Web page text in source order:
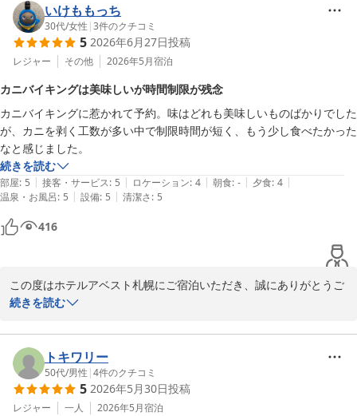
一つとなりましたことを大変嬉しく存じます。
一方で、駐車場につきましては、ご不便とご不快な思いをおかけし
誠に申し訳ございませんでした。ご案内が分かりづらく、ご負担を
意見は真摯に受け止め、今後のご案内方法について改善を検討して
まいります。
貴重なご意見をありがとうございました。
また札幌にお越しの機会がございましたら、ホテルアベスト札幌を
ご利用いただけますと幸いです。
ホテルアベスト札幌
2026-06-27
いけももっち
30代/女性 |3件のクチコミ
5 2026年6月27日投稿
レジャー その他 2026年5月宿泊
カニバイキングは美味しいが時間制限が残念
カニバイキングに惹かれて予約。味はどれも美味しいものばかりでした
が、カニを剥く工数が多い中で制限時間が短く、もう少し食べたかった
なと感じました。
続きを読む
部屋: 5 | 接客・サービス: 5 | ロケーション: 4 | 朝食: - | 夕食: 4 |
温泉・お風呂: 5 | 設備: 5 | 清潔さ: 5
416
この度はホテルアベスト札幌にご宿泊いただき、誠にありがとうご
ざいました。
ディナービュッフェをお楽しみいただき、お料理にもご満足いただ
けたようで大変嬉しく存じます。
一方で、お食事の制限時間につきましては、ご期待に沿えず申し訳
ございませんでした。いただいたご意見は今後の運営の参考とさせ
続きを読む
トキワリー
50代/男性 |4件のクチコミ
5 2026年5月30日投稿
レジャー 一人 2026年5月宿泊